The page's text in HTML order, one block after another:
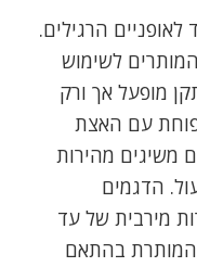
הרגילים.
לשימוש
מופעל אך ורק
פוחת עם האצת
משיגים מהירות
הדגמים
מירבית של עד
המותרת בהתאם